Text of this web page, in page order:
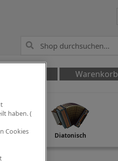
Warenkorb
Recording Diatonisch
haben. (
Cookies